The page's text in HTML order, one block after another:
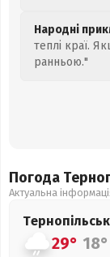
Народні
теплі краї.
ранньою."
Погода
Актуальна
29° 18°